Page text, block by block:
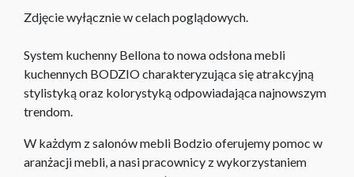
Zdjęcie wyłącznie w celach poglądowych.
System kuchenny Bellona to nowa odsłona mebli
kuchennych BODZIO charakteryzująca się atrakcyjną
stylistyką oraz kolorystyką odpowiadająca najnowszym
trendom.
W każdym z salonów mebli Bodzio oferujemy pomoc w
aranżacji mebli, a nasi pracownicy z wykorzystaniem